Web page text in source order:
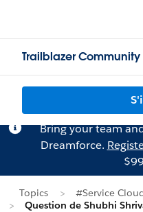
Trailblazer Community
Bring your team
Dreamforce.
Topics
#Service
Question de Shubhi